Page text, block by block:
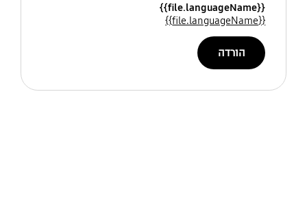
{{file.languageName}}
{{file.languageName}}
הורדה